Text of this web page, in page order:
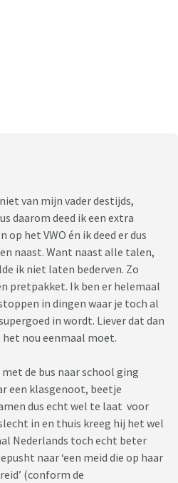
van mijn vader destijds,
daarom deed ik een extra
het VWO én ik deed er dus
naast. Want naast alle talen,
ik niet laten bederven. Zo
pretpakket. Ik ben er helemaal
in dingen waar je toch al
in wordt. Liever dat dan
nou eenmaal moet.
de bus naar school ging
een klasgenoot, beetje
dus echt wel te laat voor
in en thuis kreeg hij het wel
Nederlands toch echt beter
naar ‘een meid die op haar
(conform de